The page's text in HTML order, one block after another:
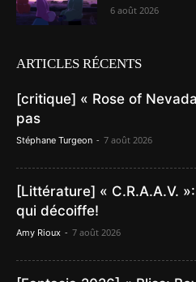
6 août 2026
ARTICLES RÉCENTS
[critique] « Rose of
pas
Stéphane Turgeon - 7 août 2026
[Littérature] « C.R.A.A.V.
qui décoiffe!
Amy Rioux - 7 août 2026